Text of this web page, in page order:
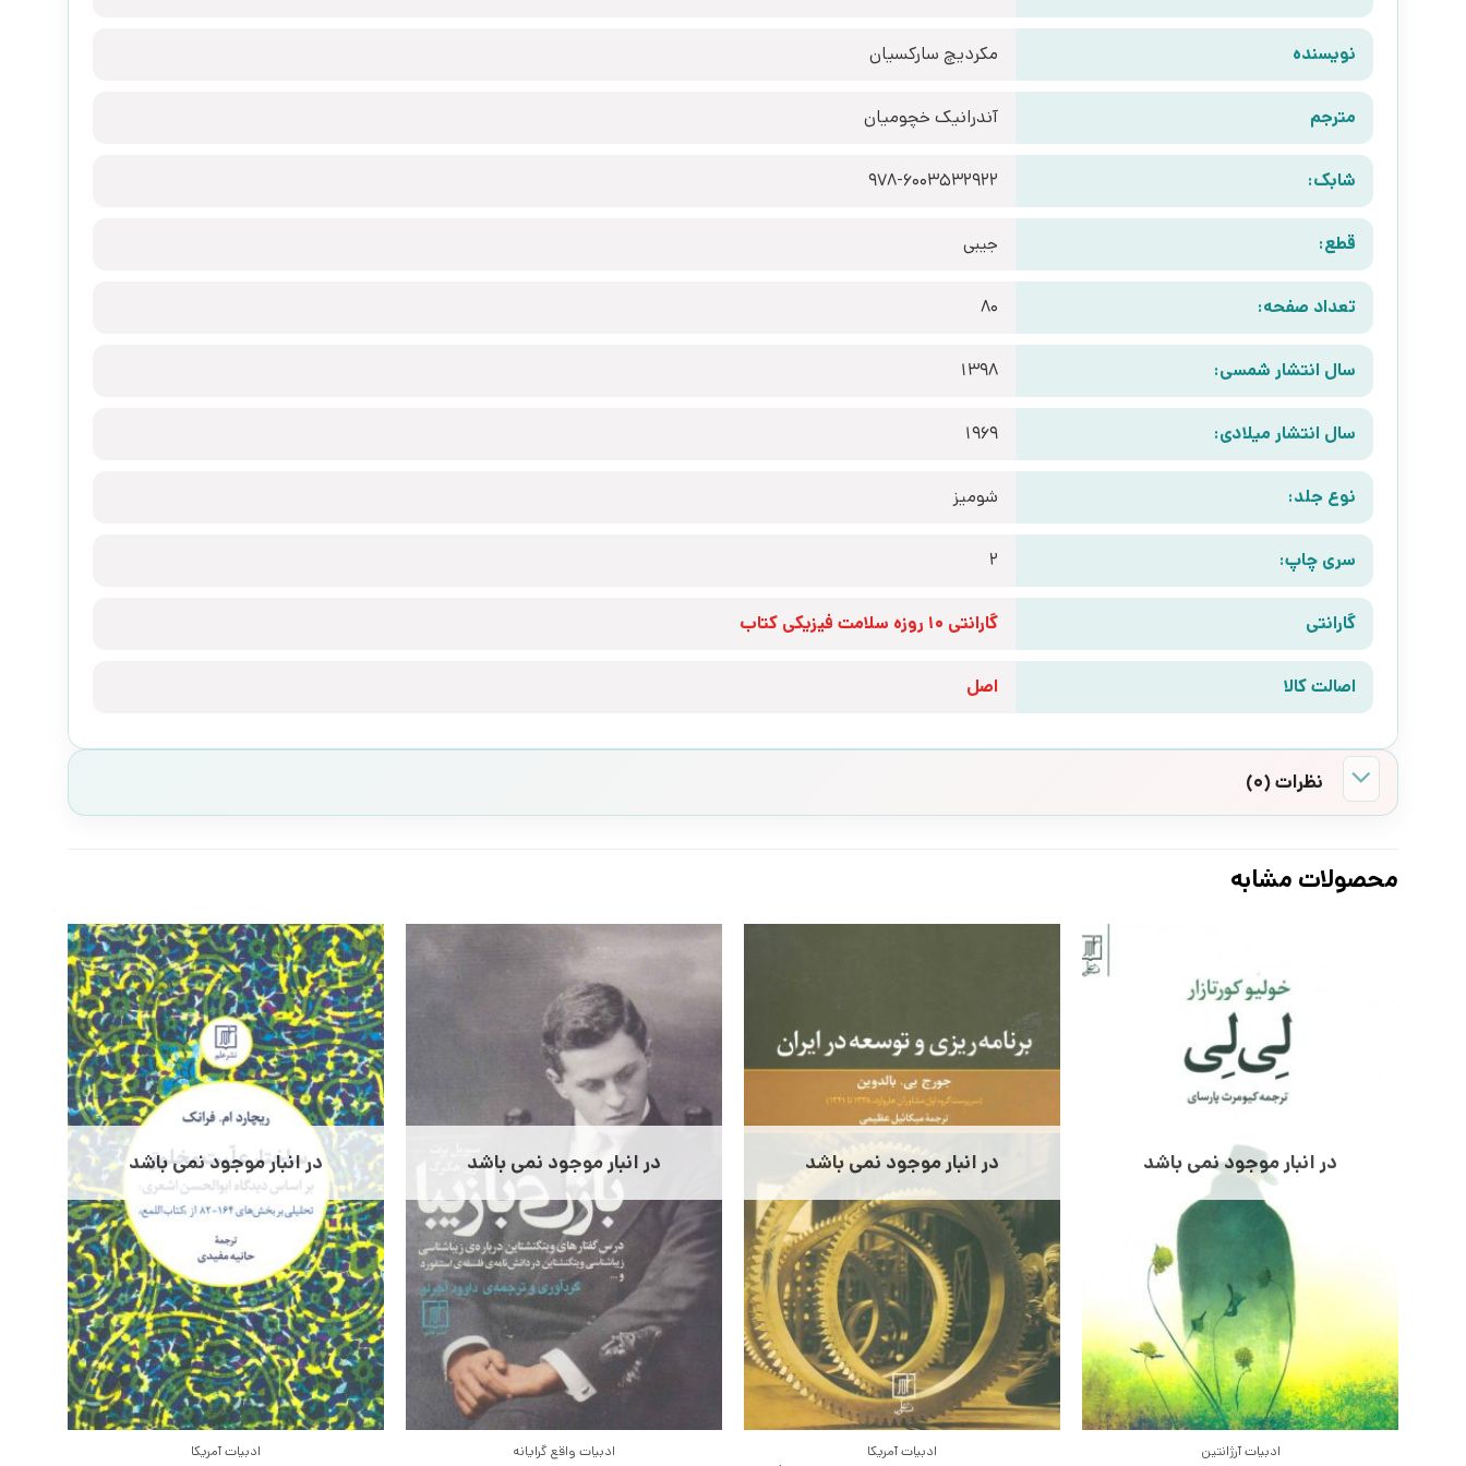
نویسنده مکردیچ سارکسیان
مترجم آندرانیک خچومیان
شابک: 978-6003532922
قطع: جیبی
تعداد صفحه: 80
سال انتشار شمسی: 1398
سال انتشار میلادی: 1969
نوع جلد: شومیز
سری چاپ: 2
گارانتی گارانتی 10 روزه سلامت فیزیکی کتاب
اصالت کالا اصل
نظرات (0)
محصولات مشابه
در انبار موجود نمی باشد
ادبیات آرژانتین
در انبار موجود نمی باشد
ادبیات آمریکا
در انبار موجود نمی باشد
ادبیات واقع گرایانه
در انبار موجود نمی باشد
ادبیات آمریکا